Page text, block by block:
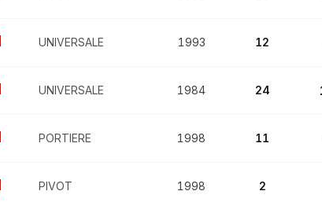
UNIVERSALE 1993 12
UNIVERSALE 1984 24
PORTIERE 1998 11
PIVOT 1998 2